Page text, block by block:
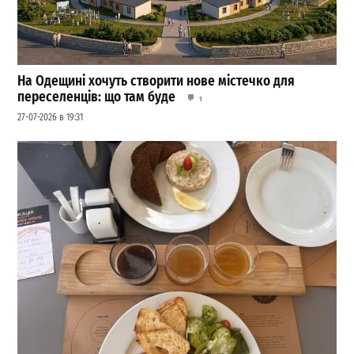
На Одещині хочуть створити нове містечко для
переселенців: що там буде
1
27-07-2026 в 19:31